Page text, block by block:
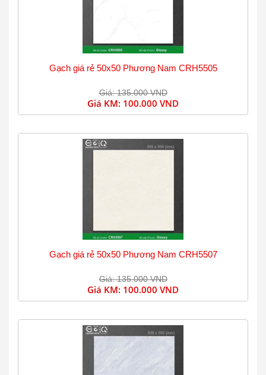
Gạch giá rẻ 50x50 Phương Nam CRH5505
Giá: 135.000 VND
Giá KM: 100.000 VND
Gạch giá rẻ 50x50 Phương Nam CRH5507
Giá: 135.000 VND
Giá KM: 100.000 VND